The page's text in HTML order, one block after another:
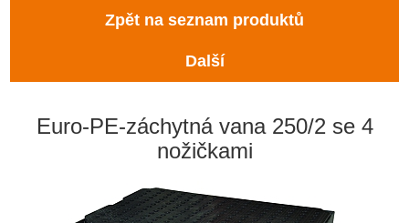
Zpět na seznam produktů
Další
Euro-PE-záchytná vana 250/2 se 4
nožičkami